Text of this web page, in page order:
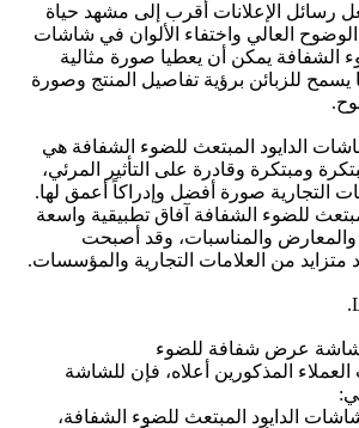
رسائل الإعلانات أقرب إلى مشهد حياة
الوضوح العالي واختفاء الألوان في شاشات
الشفافة يمكن أن يعطيا صورة مثالية
يسمح للزبائن برؤية تفاصيل المنتج وصورة
الدايود المبتعث للضوء الشفافة هي
ومبتكرة وقادرة على التأثير المرئي،
التجارية صورة أفضل وإدراكاً أعمق لها.
للضوء الشفافة آفاق تطبيقية واسعة
والمناسبات، وقد أصبحت
من العلامات التجارية والمؤسسات.
العملاء المذكورين أعلاه، فإن للشاشة
الدايود المبتعث للضوء الشفافة،